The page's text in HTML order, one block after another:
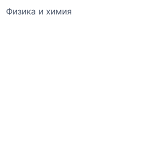
Физика и химия